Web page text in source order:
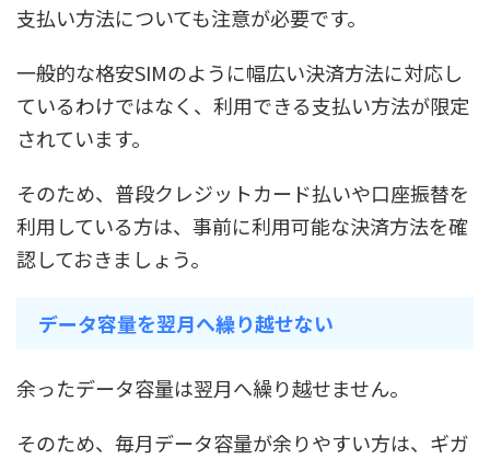
支払い方法についても注意が必要です。
一般的な格安SIMのように幅広い決済方法に対応し
ているわけではなく、利用できる支払い方法が限定
されています。
そのため、普段クレジットカード払いや口座振替を
利用している方は、事前に利用可能な決済方法を確
認しておきましょう。
データ容量を翌月へ繰り越せない
余ったデータ容量は翌月へ繰り越せません。
そのため、毎月データ容量が余りやすい方は、ギガ